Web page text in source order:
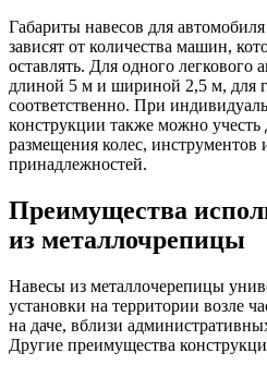
Габариты навесов для
зависят от количества машин,
оставлять. Для одного легкового
длиной 5 м и шириной 2,5 м, для
соответственно. При
конструкции также можно учесть
размещения колес,
принадлежностей.
Преимущества
из металлочрепицы
Навесы из металлочерепицы
установки на территории возле
на даче, вблизи
Другие преимущества